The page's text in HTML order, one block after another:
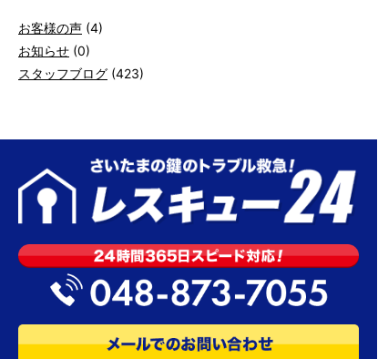
お客様の声 (4)
お知らせ (0)
スタッフブログ (423)